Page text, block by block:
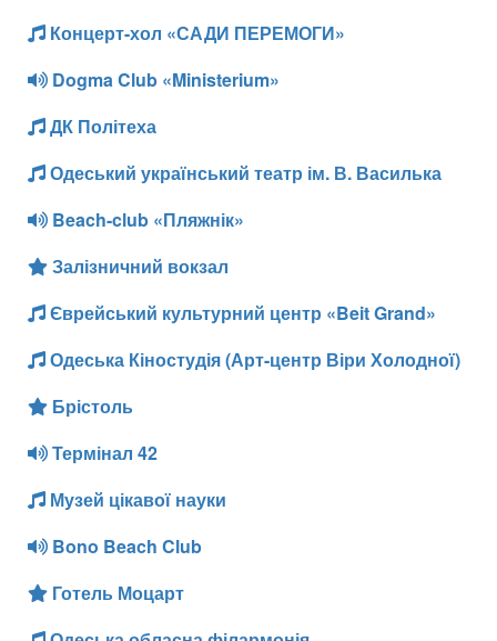
Концерт-хол «САДИ ПЕРЕМОГИ»
Dogma Club «Ministerium»
ДК Політеха
Одеський український театр ім. В. Василька
Beach-club «Пляжнік»
Залізничний вокзал
Єврейський культурний центр «Beit Grand»
Одеська Кіностудія (Арт-центр Віри Холодної)
Брістоль
Термінал 42
Музей цікавої науки
Bono Beach Club
Готель Моцарт